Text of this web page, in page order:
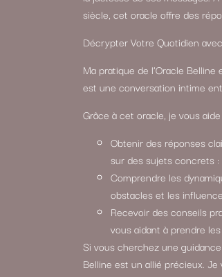
siècle, cet oracle offre des
Décrypter Votre Quotidien
Ma pratique de l’Oracle
est une conversation intime
Grâce à cet oracle, je vous aide
Obtenir des réponses
sur des sujets concrets :
Comprendre les
obstacles et les
Recevoir des conseils
vous aidant à prendre
Si vous cherchez une
Belline est un allié précieux.